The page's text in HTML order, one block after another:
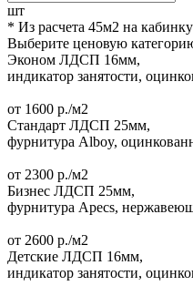
шт
* Из расчета 45м2 на кабинку
Выберите ценовую
Эконом ЛДСП 16мм,
индикатор занятости,
от 1600 р./м2
Стандарт ЛДСП 25мм,
фурнитура Alboy,
от 2300 р./м2
Бизнес ЛДСП 25мм,
фурнитура Apecs,
от 2600 р./м2
Детские ЛДСП 16мм,
индикатор занятости,